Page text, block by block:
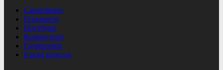
Смартфони
Планшети
Ноутбуки
Компютери
Годинники
Ігрові консолі